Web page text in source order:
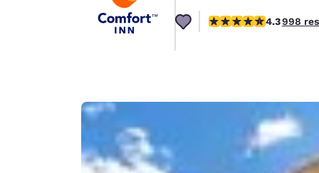
América
calificación de 4.33
4.3998